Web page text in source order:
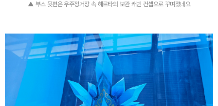
▲ 부스 뒷편은 우주정거장 속 헤르타의 보관 캐빈 컨셉으로 꾸며졌네요